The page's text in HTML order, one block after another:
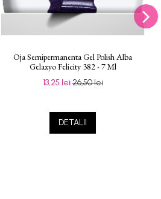
Oja Semipermanenta Gel Polish Alba
Gelaxyo Felicity 382 - 7 Ml
13,25 lei26,50 lei
DETALII